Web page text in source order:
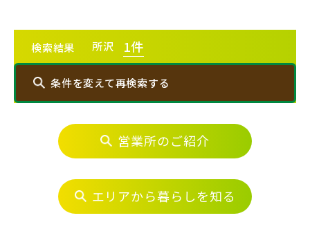
練馬区(2) 足立区(0)
葛飾区(2)
江戸川区(1)
東久留米市(2)
物件を検索する
検索結果 所沢 1件
条件を変えて再検索する
エリアから探す
埼玉・中央エリア(50)
営業所のご紹介
エリアから暮らしを知る